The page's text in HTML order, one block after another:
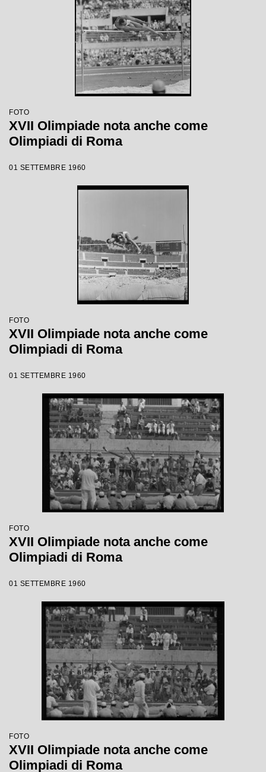
FOTO
XVII Olimpiade nota anche come
Olimpiadi di Roma
01 SETTEMBRE 1960
FOTO
XVII Olimpiade nota anche come
Olimpiadi di Roma
01 SETTEMBRE 1960
FOTO
XVII Olimpiade nota anche come
Olimpiadi di Roma
01 SETTEMBRE 1960
FOTO
XVII Olimpiade nota anche come
Olimpiadi di Roma